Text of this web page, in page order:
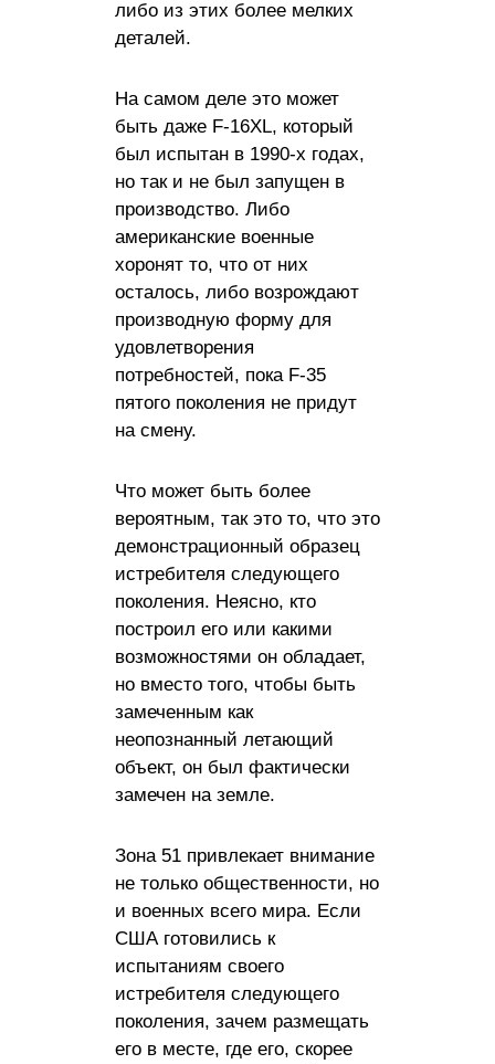
либо из этих более мелких
деталей.
На самом деле это может
быть даже F-16XL, который
был испытан в 1990-х годах,
но так и не был запущен в
производство. Либо
американские военные
хоронят то, что от них
осталось, либо возрождают
производную форму для
удовлетворения
потребностей, пока F-35
пятого поколения не придут
на смену.
Что может быть более
вероятным, так это то, что это
демонстрационный образец
истребителя следующего
поколения. Неясно, кто
построил его или какими
возможностями он обладает,
но вместо того, чтобы быть
замеченным как
неопознанный летающий
объект, он был фактически
замечен на земле.
Зона 51 привлекает внимание
не только общественности, но
и военных всего мира. Если
США готовились к
испытаниям своего
истребителя следующего
поколения, зачем размещать
его в месте, где его, скорее